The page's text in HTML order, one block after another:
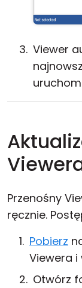
Viewer
Przenośny
ręcznie.
Pobierz
Viewera
Otwórz